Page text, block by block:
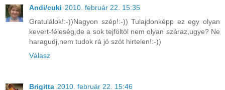
Andi/cuki 2010. február 22. 15:35
Gratulálok!:-))Nagyon szép!:-)) Tulajdonképp ez egy olyan
kevert-féleség,de a sok tejföltöl nem olyan száraz,ugye? Ne
haragudj,nem tudok rá jó szót hirtelen!:-))
Válasz
Brigitta 2010. február 22. 15:46